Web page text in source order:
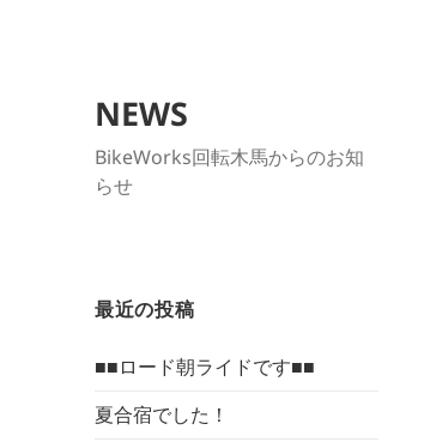
NEWS
BikeWorks回転木馬からのお知
らせ
最近の投稿
■■ロード朝ライドです■■
夏合宿でした！